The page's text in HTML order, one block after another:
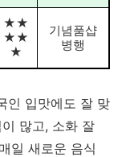
★★
★★
★
기념품샵
병행
인 입맛에도 잘 맞
많고, 소화 잘
일 새로운 음식